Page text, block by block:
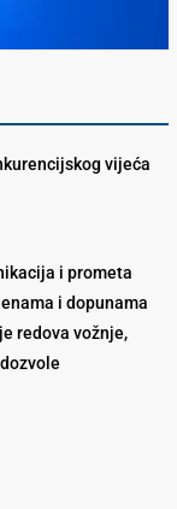
vijeća
i prometa
i dopunama
redova vožnje,